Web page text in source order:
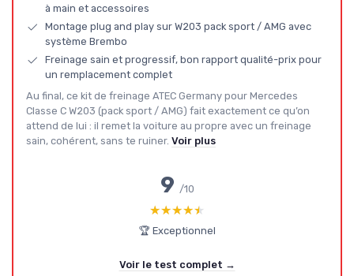
à main et accessoires
Montage plug and play sur W203 pack sport / AMG avec
système Brembo
Freinage sain et progressif, bon rapport qualité-prix pour
un remplacement complet
Au final, ce kit de freinage ATEC Germany pour Mercedes
Classe C W203 (pack sport / AMG) fait exactement ce qu’on
attend de lui : il remet la voiture au propre avec un freinage
sain, cohérent, sans te ruiner. Voir plus
9 /10
★★★★★
★★★★★
🏆 Exceptionnel
Voir le test complet →